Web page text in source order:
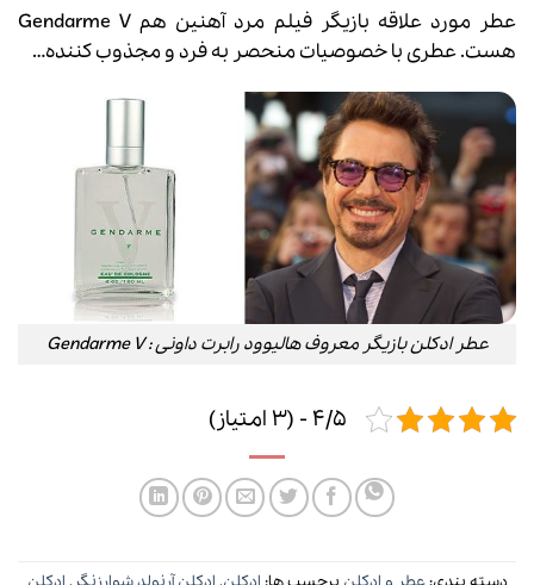
عطر مورد علاقه بازیگر فیلم مرد آهنین هم Gendarme V
هست. عطری با خصوصیات منحصر به فرد و مجذوب کننده…
عطر ادکلن بازیگر معروف هالیوود رابرت داونی : Gendarme V
4/5 - (3 امتیاز)